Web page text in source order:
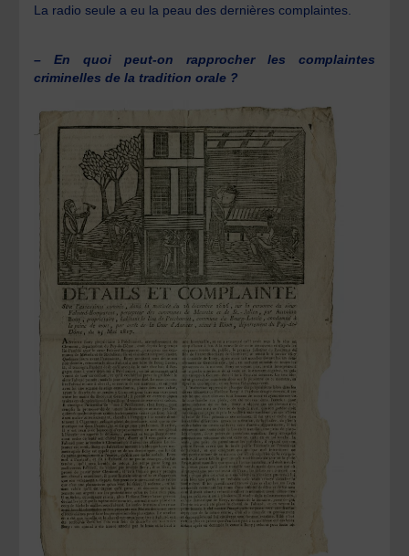
La radio seule a eu la peau des dernières complaintes.
– En quoi peut-on rapprocher les complaintes
criminelles de la tradition orale ?